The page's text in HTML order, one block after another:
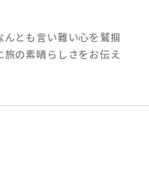
んとも言い難い心を鷲掴
旅の素晴らしさをお伝え